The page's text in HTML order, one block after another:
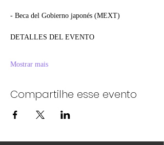
- Beca del Gobierno japonés (MEXT)
DETALLES DEL EVENTO
Mostrar mais
Compartilhe esse evento